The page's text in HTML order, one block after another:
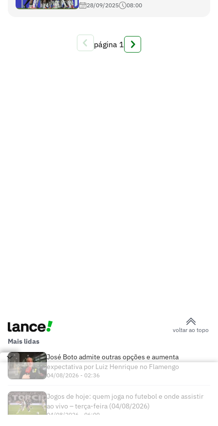
28/09/2025 08:00
página 1
voltar ao topo
Mais lidas
José Boto admite outras opções e aumenta
expectativa por Luiz Henrique no Flamengo
04/08/2026 - 02:36
Jogos de hoje: quem joga no futebol e onde assistir
ao vivo – terça-feira (04/08/2026)
04/08/2026 - 06:00